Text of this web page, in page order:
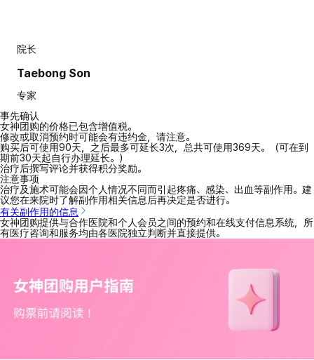
院长
Taebong Son
专家
事先确认
女神团购的价格已包含增值税。
修改或取消预约时可能会有违约金，请注意。
购买后可使用90天，之后最多可延长3次，总共可使用369天。（可在到
期前30天起自行办理延长。）
治疗后撰写评论并获得积分奖励。
注意事项
治疗及施术可能会因个人情况不同而引起疼痛、感染、出血等副作用。建
议您在来院时了解副作用相关信息后再决定是否进行。
有关副作用的信息
女神团购提供与合作医院和个人会员之间的预约和在线支付信息系统，所
有医疗咨询和服务均由各医院独立判断并直接提供。